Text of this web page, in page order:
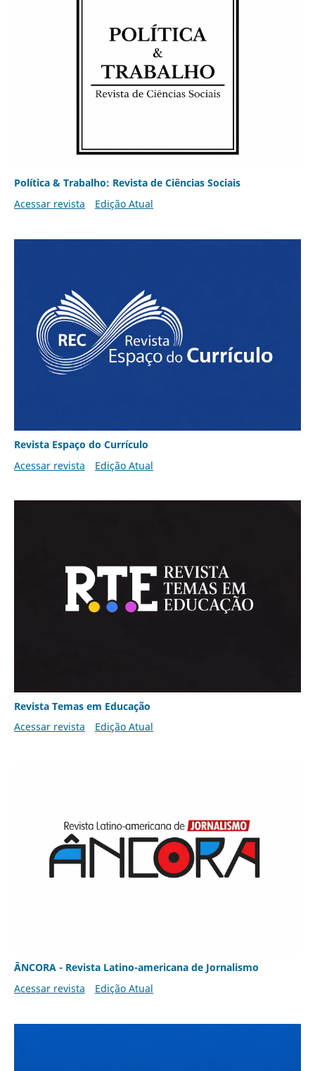
Política & Trabalho: Revista de Ciências Sociais
Acessar revista
Edição Atual
Revista Espaço do Currículo
Acessar revista
Edição Atual
Revista Temas em Educação
Acessar revista
Edição Atual
ÂNCORA - Revista Latino-americana de Jornalismo
Acessar revista
Edição Atual